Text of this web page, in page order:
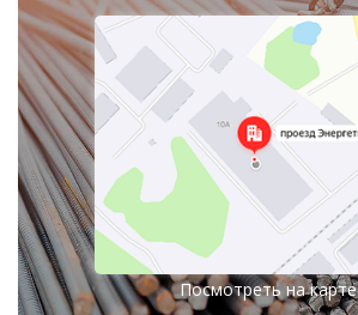
Посмотреть на карте